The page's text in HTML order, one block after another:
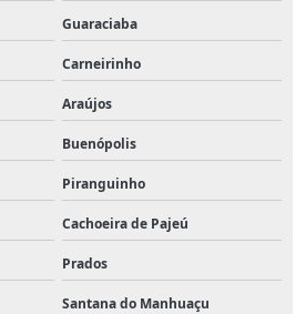
Guaraciaba
Carneirinho
Araújos
Buenópolis
Piranguinho
Cachoeira de Pajeú
Prados
Santana do Manhuaçu